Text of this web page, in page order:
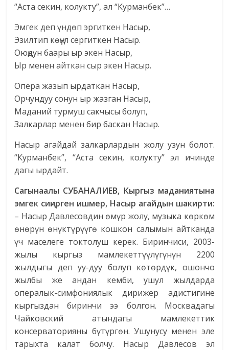
“Аста секин, колукту”, ал “Курманбек”…
Эмгек деп үндөп эргиткен Насыр,
Эзилтип көңүл сергиткен Насыр.
Оюңдун баары ыр экен Насыр,
Ыр менен айткан сыр экен Насыр.
Опера жазып ырдаткан Насыр,
Орчундуу сонун ыр жазган Насыр,
Маданий турмуш сакчысы болуп,
Залкарлар менен бир баскан Насыр.
Насыр агайдай залкарлардын жолу узун болот.
“Курманбек”, “Аста секин, колукту” эл ичинде
дагы ырдайт.
Сагынаалы СУБАНАЛИЕВ, Кыргыз маданиятына
эмгек сиңирген ишмер, Насыр агайдын шакирти:
– Насыр Давлесовдин өмүр жолу, музыка көркөм
өнөрүн өнүктүрүүгө кошкон салымын айтканда
үч маселеге токтолуш керек. Биринчиси, 2003-
жылы кыргыз мамлекеттүүлүгүнүн 2200
жылдыгы деп уу-дуу болуп көтөрдүк, ошончо
жылбы же андан кемби, ушул жылдарда
опералык-симфониялык дирижер адистигине
кыргыздан биринчи ээ болгон. Москвадагы
Чайковский атындагы мамлекеттик
консерваторияны бүтүргөн. Ушунусу менен эле
тарыхта калат болчу. Насыр Давлесов эл